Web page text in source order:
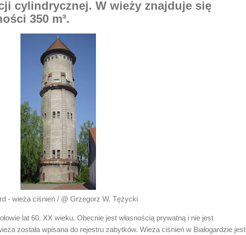
cylindrycznej. W wieży znajduje się
350 m³.
- wieża ciśnień / @ Grzegorz W. Tężycki
lat 60. XX wieku. Obecnie jest własnością prywatną i nie jest
została wpisana do rejestru zabytków. Wieża ciśnień w Białogardzie jest